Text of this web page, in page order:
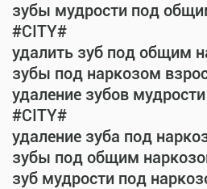
зубы мудрости под
#CITY#
удалить зуб под общим
зубы под наркозом
удаление зубов
#CITY#
удаление зуба под
зубы под общим
зуб мудрости под